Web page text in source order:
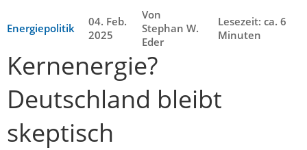
Energiepolitik
04. Feb.
2025
Von
Stephan W.
Eder
Lesezeit: ca. 6
Minuten
Kernenergie?
Deutschland bleibt
skeptisch